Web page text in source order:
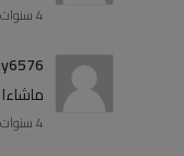
4 سنوات منذ
4 سنوات منذ